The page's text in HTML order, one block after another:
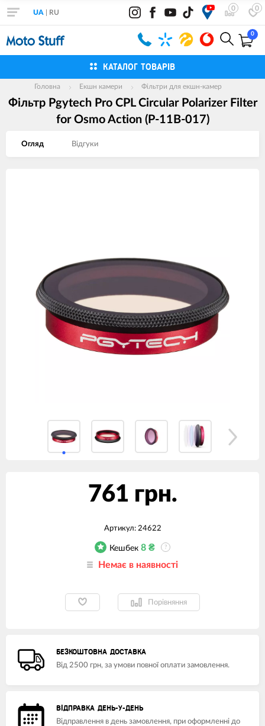
0 0
UA RU
0
КАТАЛОГ ТОВАРІВ
Головна Екшн камери Фільтри для екшн-камер
Фільтр Pgytech Pro CPL Circular Polarizer Filter
for Osmo Action (P-11B-017)
Огляд Вiдгуки
761 грн.
Артикул: 24622
Кешбек 8 ₴ ?
Немає в наявності
Порівняння
БЕЗКОШТОВНА ДОСТАВКА
Від 2500 грн, за умови повної оплати замовлення.
ВІДПРАВКА ДЕНЬ-У-ДЕНЬ
Відправлення в день замовлення, при оформленні до